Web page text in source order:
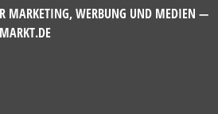
MARKETING, WERBUNG UND MEDIEN —